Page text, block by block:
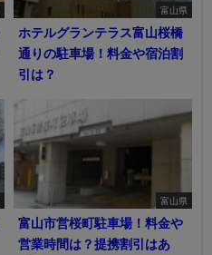
富山県
ホテルグランテラス富山桜橋
通りの駐車場！料金や宿泊割
引は？
富山県
富山市営桜町駐車場！料金や
営業時間は？提携割引はあ